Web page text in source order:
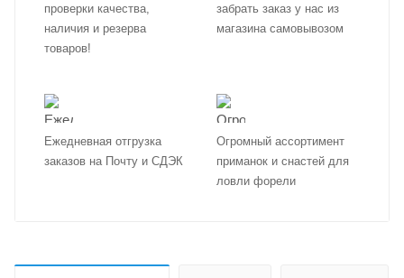
проверки качества,
наличия и резерва
товаров!
забрать заказ у нас из
магазина самовывозом
Ежедневная отгрузка
заказов на Почту и СДЭК
Огромный ассортимент
приманок и снастей для
ловли форели